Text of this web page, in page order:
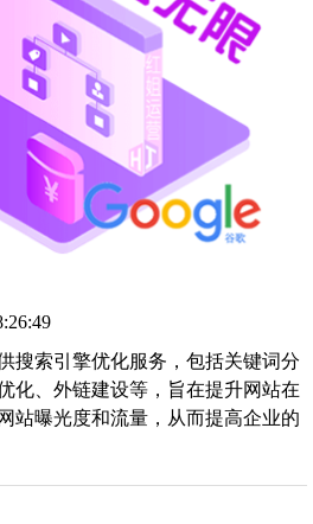
搜索引擎优化服务，包括关键词分
化、外链建设等，旨在提升网站在
站曝光度和流量，从而提高企业的